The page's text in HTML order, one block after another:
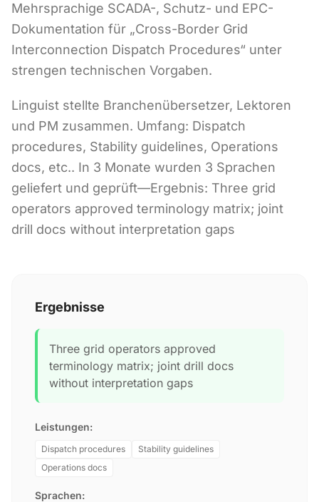
Mehrsprachige SCADA-, Schutz- und EPC-
Dokumentation für „Cross-Border Grid
Interconnection Dispatch Procedures“ unter
strengen technischen Vorgaben.
Linguist stellte Branchenübersetzer, Lektoren
und PM zusammen. Umfang: Dispatch
procedures, Stability guidelines, Operations
docs, etc.. In 3 Monate wurden 3 Sprachen
geliefert und geprüft—Ergebnis: Three grid
operators approved terminology matrix; joint
drill docs without interpretation gaps
Ergebnisse
Three grid operators approved
terminology matrix; joint drill docs
without interpretation gaps
Leistungen:
Dispatch procedures
Stability guidelines
Operations docs
Sprachen: